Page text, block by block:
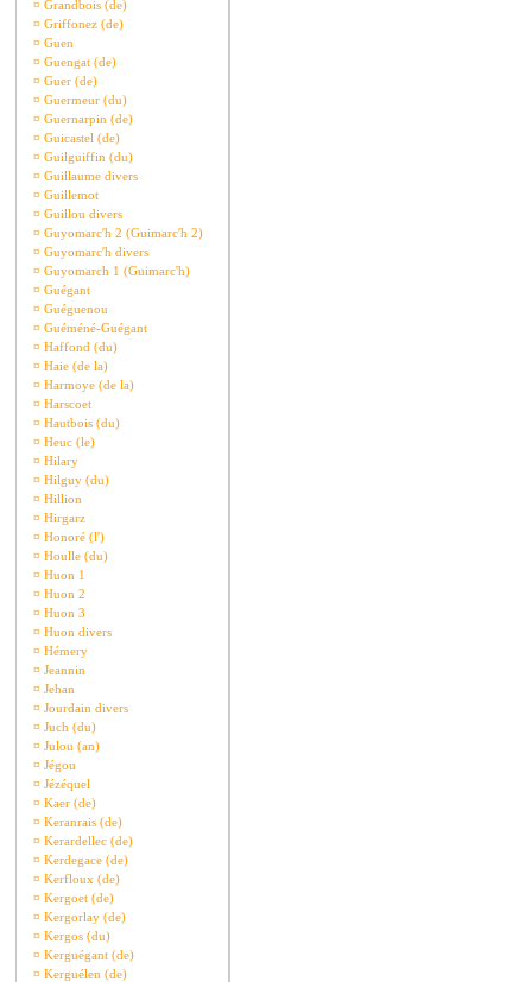
¤ Grandbois (de)
¤ Griffonez (de)
¤ Guen
¤ Guengat (de)
¤ Guer (de)
¤ Guermeur (du)
¤ Guernarpin (de)
¤ Guicastel (de)
¤ Guilguiffin (du)
¤ Guillaume divers
¤ Guillemot
¤ Guillou divers
¤ Guyomarc'h 2 (Guimarc'h 2)
¤ Guyomarc'h divers
¤ Guyomarch 1 (Guimarc'h)
¤ Guégant
¤ Guéguenou
¤ Guéméné-Guégant
¤ Haffond (du)
¤ Haie (de la)
¤ Harmoye (de la)
¤ Harscoet
¤ Hautbois (du)
¤ Heuc (le)
¤ Hilary
¤ Hilguy (du)
¤ Hillion
¤ Hirgarz
¤ Honoré (l')
¤ Houlle (du)
¤ Huon 1
¤ Huon 2
¤ Huon 3
¤ Huon divers
¤ Hémery
¤ Jeannin
¤ Jehan
¤ Jourdain divers
¤ Juch (du)
¤ Julou (an)
¤ Jégou
¤ Jézéquel
¤ Kaer (de)
¤ Keranrais (de)
¤ Kerardellec (de)
¤ Kerdegace (de)
¤ Kerfloux (de)
¤ Kergoet (de)
¤ Kergorlay (de)
¤ Kergos (du)
¤ Kerguégant (de)
¤ Kerguélen (de)